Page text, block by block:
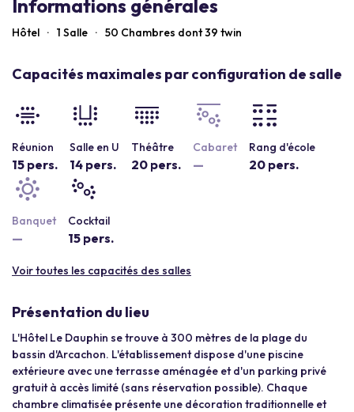
Informations générales
Hôtel · 1 Salle · 50 Chambres dont 39 twin
Capacités maximales par configuration de salle
Réunion
15 pers.
Salle en U
14 pers.
Théâtre
20 pers.
Cabaret
—
Rang d'école
20 pers.
Banquet
—
Cocktail
15 pers.
Voir toutes les capacités des salles
Présentation du lieu
L'Hôtel Le Dauphin se trouve à 300 mètres de la plage du
bassin d'Arcachon. L'établissement dispose d'une piscine
extérieure avec une terrasse aménagée et d'un parking privé
gratuit à accès limité (sans réservation possible). Chaque
chambre climatisée présente une décoration traditionnelle et